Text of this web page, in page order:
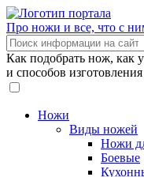
Про ножи и все, что с
Как подобрать нож, как
и способов
Ножи
Виды ножей
Ножи
Боевые